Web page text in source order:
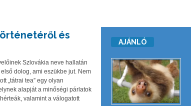
és
Szlovákia neve hallatán
dolog, ami eszükbe jut. Nem
„tátrai tea” egy olyan
alapját a minőségi párlatok
valamint a válogatott
AJÁNLÓ